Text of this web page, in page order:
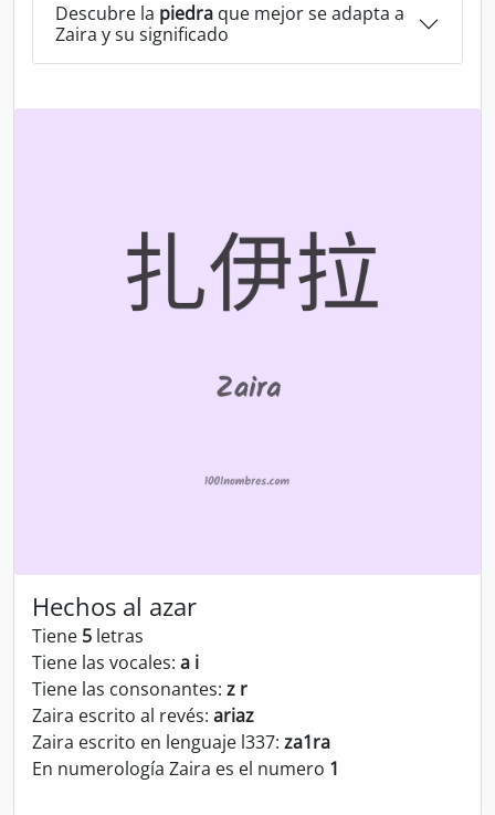
Descubre la piedra que mejor se adapta a
Zaira y su significado
Hechos al azar
Tiene 5 letras
Tiene las vocales: a i
Tiene las consonantes: z r
Zaira escrito al revés: ariaz
Zaira escrito en lenguaje l337: za1ra
En numerología Zaira es el numero 1